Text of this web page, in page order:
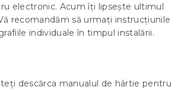
electronic. Acum îți lipsește ultimul
recomandăm să urmați instrucțiunile
individuale în timpul instalării.
descărca manualul de hârtie pentru